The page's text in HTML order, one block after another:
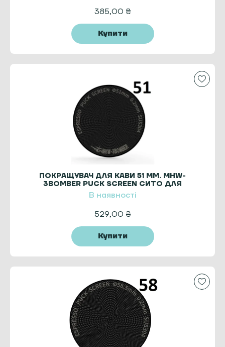
385,00 ₴
Купити
ПОКРАЩУВАЧ ДЛЯ КАВИ 51 MM. MHW-
3BOMBER PUCK SCREEN СИТО ДЛЯ
ЕСПРЕСО TITANIUM BLACK
В наявності
529,00 ₴
Купити